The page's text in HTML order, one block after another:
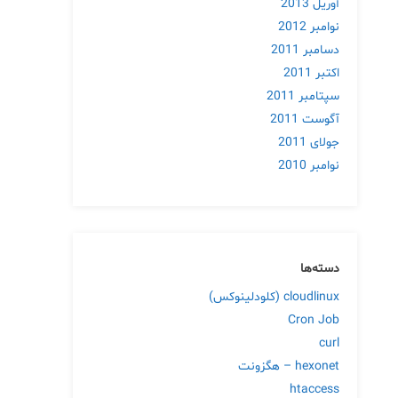
آوریل 2013
نوامبر 2012
دسامبر 2011
اکتبر 2011
سپتامبر 2011
آگوست 2011
جولای 2011
نوامبر 2010
دسته‌ها
cloudlinux (کلودلینوکس)
Cron Job
curl
hexonet – هگزونت
htaccess